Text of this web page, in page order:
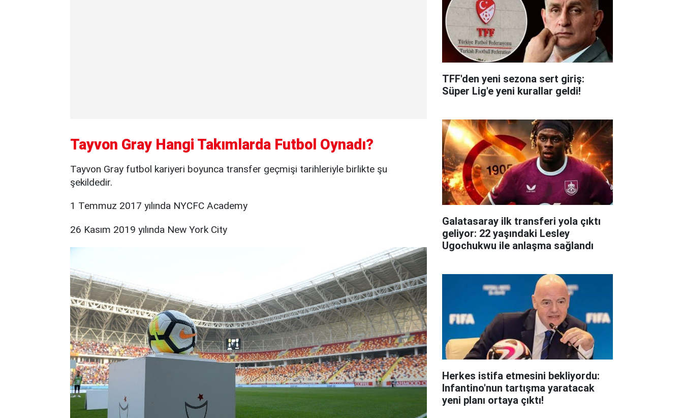
Tayvon Gray Hangi Takımlarda Futbol Oynadı?
Tayvon Gray futbol kariyeri boyunca transfer geçmişi tarihleriyle birlikte şu
şekildedir.
1 Temmuz 2017 yılında NYCFC Academy
26 Kasım 2019 yılında New York City
TFF'den yeni sezona sert giriş:
Süper Lig'e yeni kurallar geldi!
Galatasaray ilk transferi yola çıktı
geliyor: 22 yaşındaki Lesley
Ugochukwu ile anlaşma sağlandı
Herkes istifa etmesini bekliyordu:
Infantino'nun tartışma yaratacak
yeni planı ortaya çıktı!